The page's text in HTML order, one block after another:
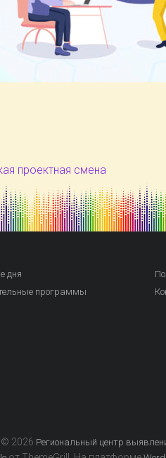
проектная смена
дня
программы
2026 Региональный центр